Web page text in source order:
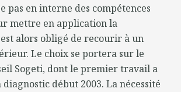
pas en interne des compétences
mettre en application la
alors obligé de recourir à un
Le choix se portera sur le
Sogeti, dont le premier travail a
début 2003. La nécessité